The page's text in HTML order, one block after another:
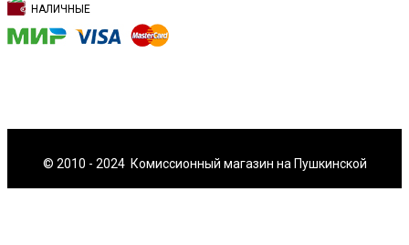
НАЛИЧНЫЕ
© 2010 - 2024 Комиссионный магазин на Пушкинской